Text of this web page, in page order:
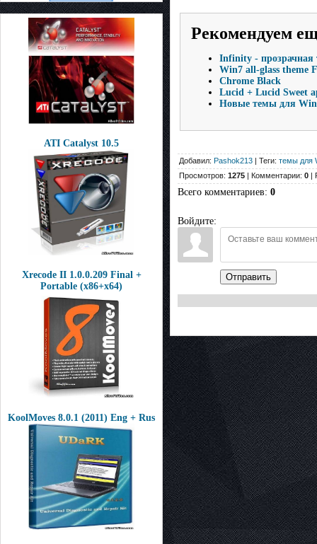
ATI Catalyst 10.5
Xrecode II 1.0.0.209 Final +
Portable (x86+x64)
KoolMoves 8.0.1 (2011) Eng + Rus
Рекомендуем
Infinity - прозрачная
Win7 all-glass theme
Chrome Black
Lucid + Lucid Sweet
Новые темы для
Добавил: Pashok213 | Теги: темы для
Просмотров: 1275 | Комментарии: 0 |
Всего комментариев: 0
Войдите:
Отправить